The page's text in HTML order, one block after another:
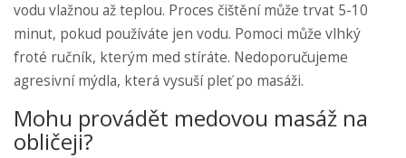
vodu vlažnou až teplou. Proces čištění může trvat 5-10
minut, pokud používáte jen vodu. Pomoci může vlhký
froté ručník, kterým med stíráte. Nedoporučujeme
agresivní mýdla, která vysuší pleť po masáži.
Mohu provádět medovou masáž na
obličeji?